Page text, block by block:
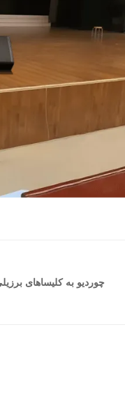
چوردیو به کلیساهای